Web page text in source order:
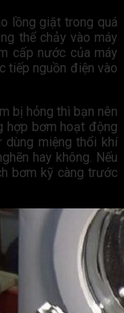
lồng giặt trong quá
thể chảy vào máy
cấp nước của máy
tiếp nguồn điện vào
bị hỏng thì bạn nên
hợp bơm hoạt động
dùng miệng thổi khí
hay không. Nếu
bơm kỹ càng trước